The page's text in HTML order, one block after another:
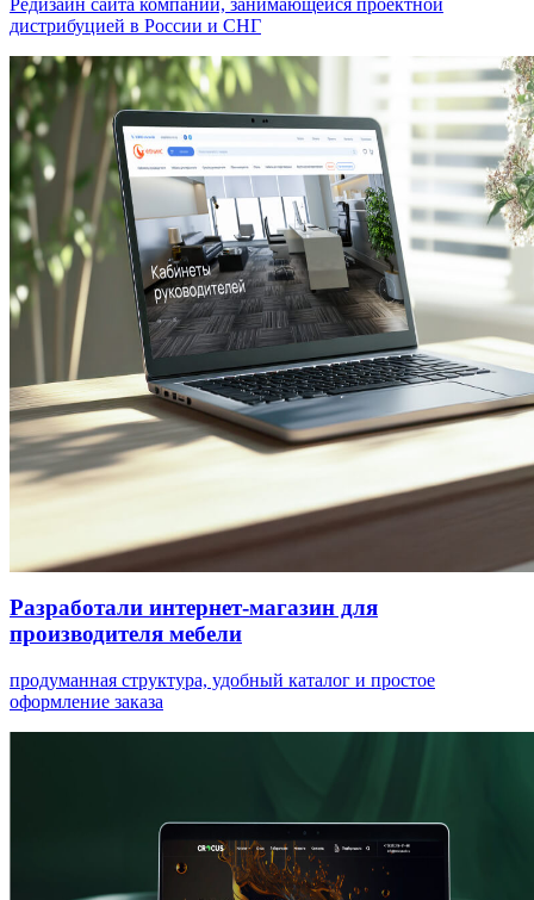
Редизайн сайта компании, занимающейся проектной
дистрибуцией в России и СНГ
Разработали интернет-магазин для
производителя мебели
продуманная структура, удобный каталог и простое
оформление заказа